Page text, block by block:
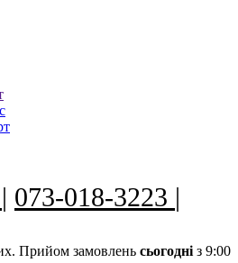
| 073-018-3223 |
Прийом замовлень сьогодні з 9:00